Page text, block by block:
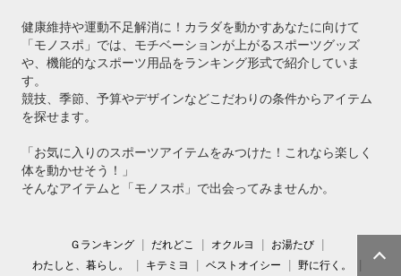
健康維持や運動不足解消に！カラダを動かすあなたに向けて
「モノスポ」では、モチベーションが上がるスポーツグッズ
や、機能的なスポーツ用品をランキング形式で紹介していま
す。
競技、季節、予算やデザインなどこだわりの条件からアイテム
を探せます。
「お気に入りのスポーツアイテムをみつけた！これなら楽しく
体を動かせそう！」
そんなアイテムと「モノスポ」で出会ってみませんか。
Ｇランキング だれどこ オクルヨ
お湯たび
わたしと、暮らし。
キテミヨ ベストオイシー 野に行く。